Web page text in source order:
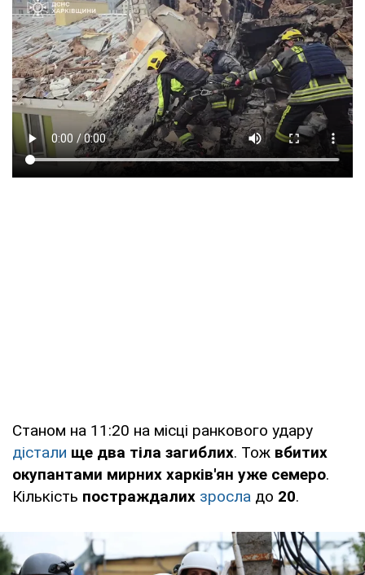
Станом на 11:20 на місці ранкового удару
дістали ще два тіла загиблих. Тож вбитих
окупантами мирних харків'ян уже семеро.
Кількість постраждалих зросла до 20.